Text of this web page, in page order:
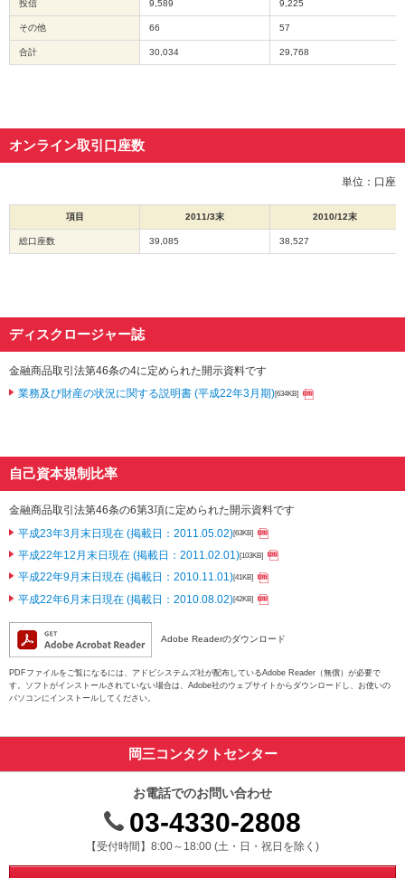
し
投信 9,589 9,225
その他 66 57
合計 30,034 29,768
オンライン取引口座数
単位：口座
項目 2011/3末 2010/12末
総口座数 39,085 38,527
ディスクロージャー誌
金融商品取引法第46条の4に定められた開示資料です
業務及び財産の状況に関する説明書 (平成22年3月期)[634KB]
自己資本規制比率
金融商品取引法第46条の6第3項に定められた開示資料です
平成23年3月末日現在 (掲載日：2011.05.02)[63KB]
平成22年12月末日現在 (掲載日：2011.02.01)[103KB]
平成22年9月末日現在 (掲載日：2010.11.01)[41KB]
平成22年6月末日現在 (掲載日：2010.08.02)[42KB]
Adobe Readerのダウンロード
PDFファイルをご覧になるには、アドビシステムズ社が配布しているAdobe Reader（無償）が必要で
す。ソフトがインストールされていない場合は、Adobe社のウェブサイトからダウンロードし、お使いの
パソコンにインストールしてください。
岡三コンタクトセンター
お電話でのお問い合わせ
03-4330-2808
受付時間 8時から18時 ドニチシュクジツを除く
【受付時間】8:00～18:00 (土・日・祝日を除く)